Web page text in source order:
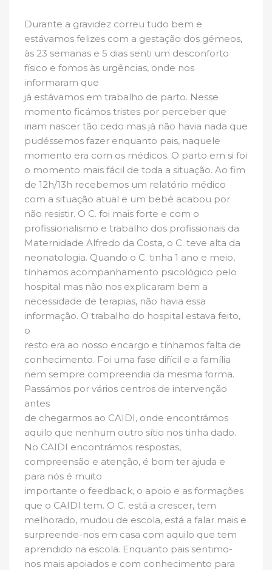
Durante a gravidez correu tudo bem e
estávamos felizes com a gestação dos gémeos,
às 23 semanas e 5 dias senti um desconforto
físico e fomos às urgências, onde nos
informaram que
já estávamos em trabalho de parto. Nesse
momento ficámos tristes por perceber que
iriam nascer tão cedo mas já não havia nada que
pudéssemos fazer enquanto pais, naquele
momento era com os médicos. O parto em si foi
o momento mais fácil de toda a situação. Ao fim
de 12h/13h recebemos um relatório médico
com a situação atual e um bebé acabou por
não resistir. O C. foi mais forte e com o
profissionalismo e trabalho dos profissionais da
Maternidade Alfredo da Costa, o C. teve alta da
neonatologia. Quando o C. tinha 1 ano e meio,
tínhamos acompanhamento psicológico pelo
hospital mas não nos explicaram bem a
necessidade de terapias, não havia essa
informação. O trabalho do hospital estava feito,
o
resto era ao nosso encargo e tínhamos falta de
conhecimento. Foi uma fase difícil e a família
nem sempre compreendia da mesma forma.
Passámos por vários centros de intervenção
antes
de chegarmos ao CAIDI, onde encontrámos
aquilo que nenhum outro sítio nos tinha dado.
No CAIDI encontrámos respostas,
compreensão e atenção, é bom ter ajuda e
para nós é muito
importante o feedback, o apoio e as formações
que o CAIDI tem. O C. está a crescer, tem
melhorado, mudou de escola, está a falar mais e
surpreende-nos em casa com aquilo que tem
aprendido na escola. Enquanto pais sentimo-
nos mais apoiados e com conhecimento para